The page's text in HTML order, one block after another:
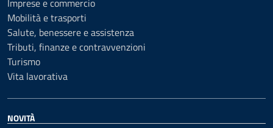
Imprese e commercio
Mobilità e trasporti
Salute, benessere e assistenza
Tributi, finanze e contravvenzioni
Turismo
Vita lavorativa
NOVITÀ